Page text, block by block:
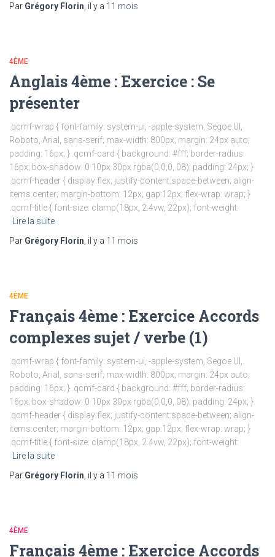
Par Grégory Florin , il y a 11 mois
4ÈME
Anglais 4ème : Exercice : Se
présenter
.qcmf-wrap { font-family: system-ui, -apple-system, Segoe UI,
Roboto, Arial, sans-serif; max-width: 800px; margin: 24px auto;
padding: 16px; } .qcmf-card { background: #fff; border-radius:
16px; box-shadow: 0 10px 30px rgba(0,0,0,.08); padding: 24px; }
.qcmf-header { display:flex; justify-content:space-between; align-
items:center; margin-bottom: 12px; gap:12px; flex-wrap: wrap; }
.qcmf-title { font-size: clamp(18px, 2.4vw, 22px); font-weight:
Lire la suite
Par Grégory Florin , il y a 11 mois
4ÈME
Français 4ème : Exercice Accords
complexes sujet / verbe (1)
.qcmf-wrap { font-family: system-ui, -apple-system, Segoe UI,
Roboto, Arial, sans-serif; max-width: 800px; margin: 24px auto;
padding: 16px; } .qcmf-card { background: #fff; border-radius:
16px; box-shadow: 0 10px 30px rgba(0,0,0,.08); padding: 24px; }
.qcmf-header { display:flex; justify-content:space-between; align-
items:center; margin-bottom: 12px; gap:12px; flex-wrap: wrap; }
.qcmf-title { font-size: clamp(18px, 2.4vw, 22px); font-weight:
Lire la suite
Par Grégory Florin , il y a 11 mois
4ÈME
Français 4ème : Exercice Accords